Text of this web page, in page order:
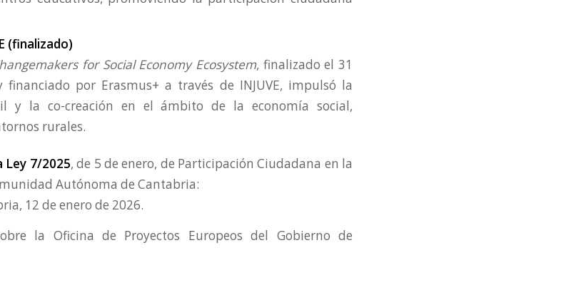
(finalizado)
for Social Economy Ecosystem, finalizado el 31
por Erasmus+ a través de INJUVE, impulsó la
y la co-creación en el ámbito de la economía social,
rurales.
Ley 7/2025, de 5 de enero, de Participación Ciudadana en la
Autónoma de Cantabria:
12 de enero de 2026.
la Oficina de Proyectos Europeos del Gobierno de